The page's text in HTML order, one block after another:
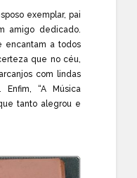
exemplar, pai
amigo dedicado.
encantam a todos
que no céu,
com lindas
“A Música
tanto alegrou e